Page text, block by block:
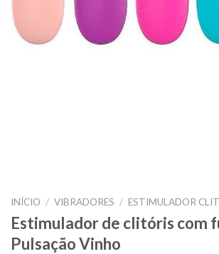
INÍCIO / VIBRADORES / ESTIMULADOR
Estimulador de clitóris com
Pulsação Vinho